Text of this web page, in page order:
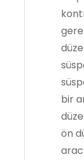
bir
ön